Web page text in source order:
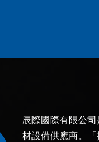
辰際國際有限公
材設備供應商。